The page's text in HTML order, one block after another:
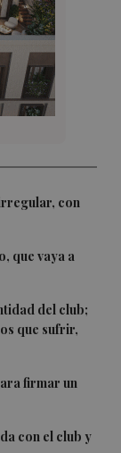
con
que vaya a
del club;
que sufrir,
firmar un
con el club y